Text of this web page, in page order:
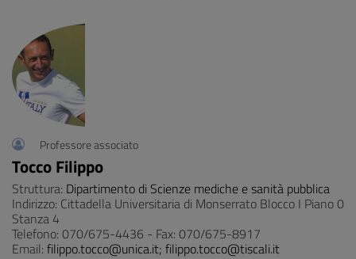
Professore associato
Tocco Filippo
Struttura: Dipartimento di Scienze mediche e sanità pubblica
Indirizzo: Cittadella Universitaria di Monserrato Blocco I Piano 0
Stanza 4
Telefono: 070/675-4436 - Fax: 070/675-8917
Email: filippo.tocco@unica.it; filippo.tocco@tiscali.it